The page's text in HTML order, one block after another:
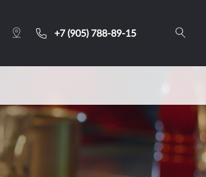
+7 (905) 788-89-15